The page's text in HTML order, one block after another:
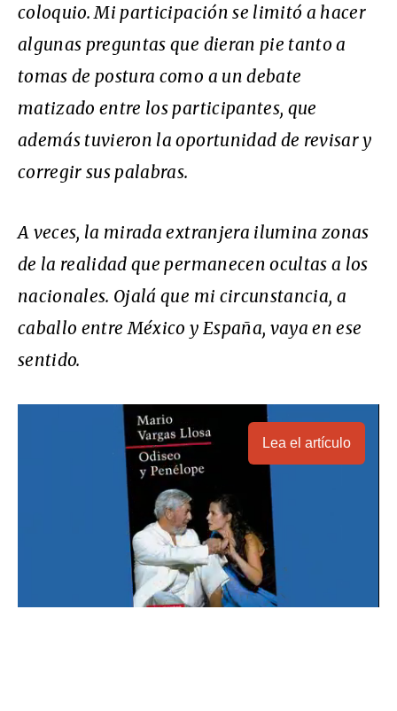
coloquio. Mi participación se limitó a hacer
algunas preguntas que dieran pie tanto a
tomas de postura como a un debate
matizado entre los participantes, que
además tuvieron la oportunidad de revisar y
corregir sus palabras.
A veces, la mirada extranjera ilumina zonas
de la realidad que permanecen ocultas a los
nacionales. Ojalá que mi circunstancia, a
caballo entre México y España, vaya en ese
sentido.
Lea el artículo